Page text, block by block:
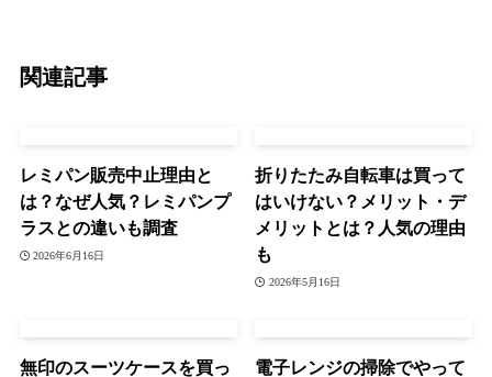
関連記事
レミパン販売中止理由と
は？なぜ人気？レミパンプ
ラスとの違いも調査
2026年6月16日
折りたたみ自転車は買って
はいけない？メリット・デ
メリットとは？人気の理由
も
2026年5月16日
無印のスーツケースを買っ
電子レンジの掃除でやって